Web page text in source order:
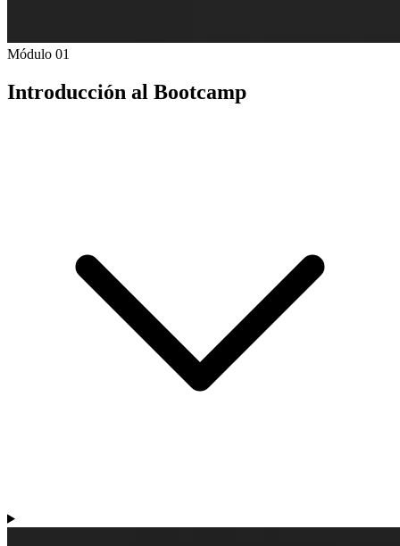
Módulo 01
Introducción al Bootcamp